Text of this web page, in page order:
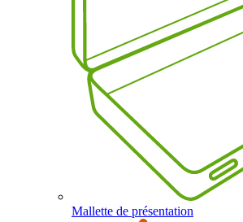
Mallette de présentation